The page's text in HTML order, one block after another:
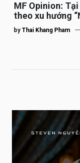
MF Opinion:
theo xu hướng
by Thai Khang Pham